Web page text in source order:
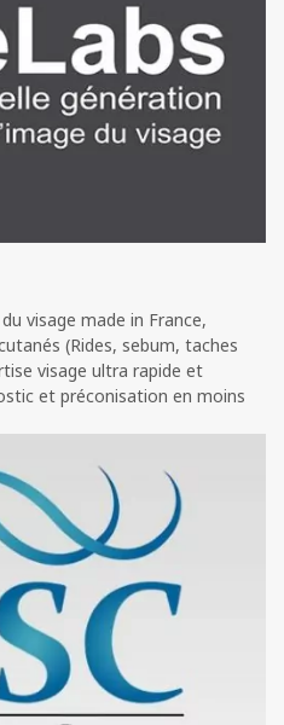
visage made in France,
(Rides, sebum, taches
visage ultra rapide et
et préconisation en moins